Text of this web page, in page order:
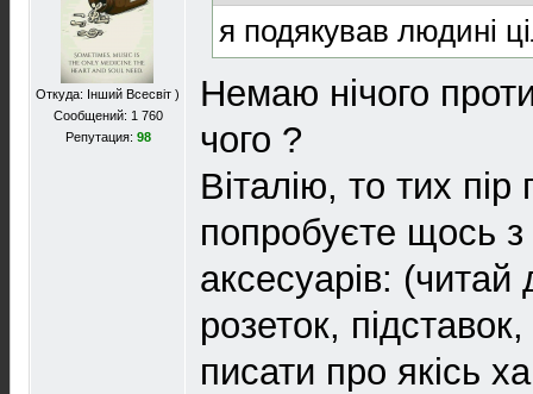
Откуда: Інший Всесвіт )
Сообщений: 1 760
Репутация: 98
я подякував людині
Немаю нічого
чого ?
Віталію, то тих
попробуєте щось з
аксесуарів: (читай
розеток,
писати про якісь